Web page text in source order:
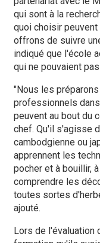
qui sont à la
quoi choisir
offrons de suivre
indiqué que l'école
qui ne pouvaient
"Nous les
professionnels
peuvent au bout du
chef. Qu'il s'agisse
cambodgienne ou
apprennent les
pocher et à bouillir,
comprendre les
toutes sortes
ajouté.
Lors de l'évaluation